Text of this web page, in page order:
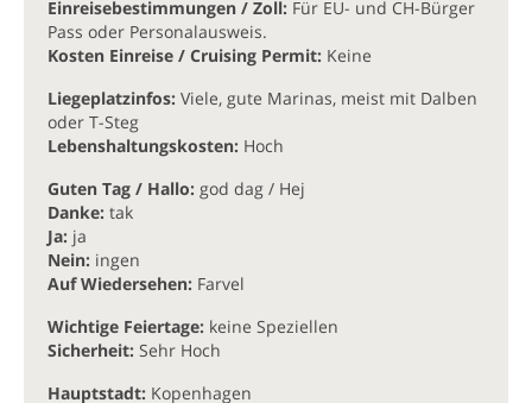
Einreisebestimmungen / Zoll: Für EU- und CH-Bürger
Pass oder Personalausweis.
Kosten Einreise / Cruising Permit: Keine
Liegeplatzinfos: Viele, gute Marinas, meist mit Dalben
oder T-Steg
Lebenshaltungskosten: Hoch
Guten Tag / Hallo: god dag / Hej
Danke: tak
Ja: ja
Nein: ingen
Auf Wiedersehen: Farvel
Wichtige Feiertage: keine Speziellen
Sicherheit: Sehr Hoch
Hauptstadt: Kopenhagen